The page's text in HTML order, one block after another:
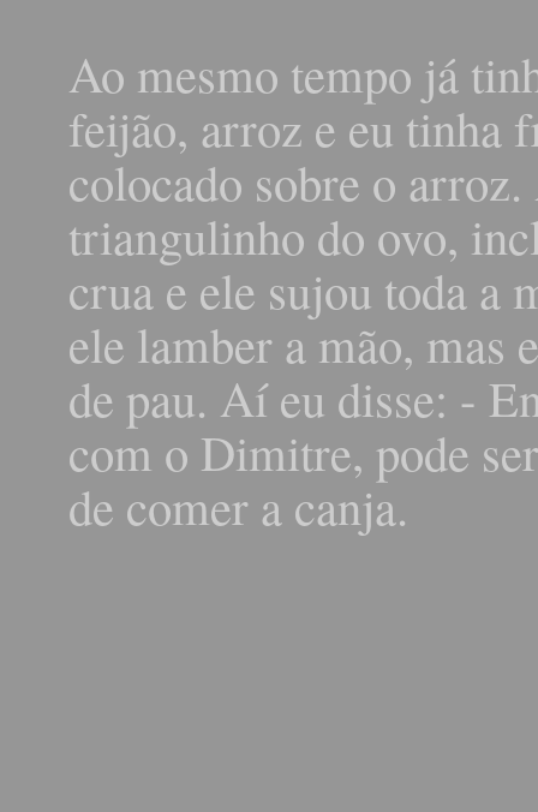
Ao mesmo tempo já
feijão, arroz e eu tinha
colocado sobre o
triangulinho do ovo,
crua e ele sujou toda a
ele lamber a mão, mas
de pau. Aí eu disse: -
com o Dimitre, pode
de comer a canja.